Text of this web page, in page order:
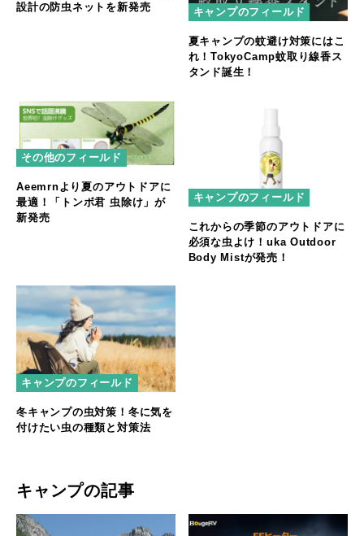
設計の防虫ネットを新発売
キャンプのフィールド
夏キャンプの蚊避け対策にはこ
れ！TokyoCamp蚊取り線香ス
タンド誕生！
その他のフィールド
Aeemrnより夏のアウトドアに
最適！「トンボ君 虫除け」が
新発売
キャンプのフィールド
これからの季節のアウトドアに
必須な虫よけ！uka Outdoor
Body Mistが発売！
キャンプのフィールド
冬キャンプの虫対策！冬に気を
付けたい虫の種類と対策法
キャンプの記事